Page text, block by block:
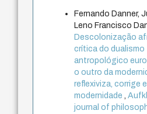
Fernando Danner,
Leno Francisco
Descolonização
crítica do dualismo
antropológico
o outro da
reflexiviza, corrige
modernidade,
journal of